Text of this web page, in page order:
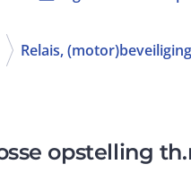
Relais,
opstelling